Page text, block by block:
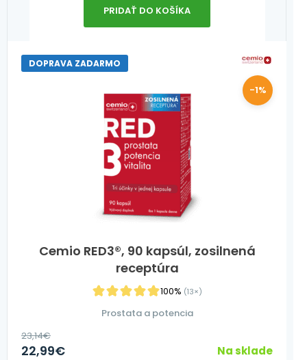
PRIDAŤ DO KOŠÍKA
Cemio RED3®, 90 kapsúl, zosilnená
receptúra
100% (13×)
DOPRAVA ZADARMO
Prostata a potencia
-1%
23,14€
22,99€ Na sklade